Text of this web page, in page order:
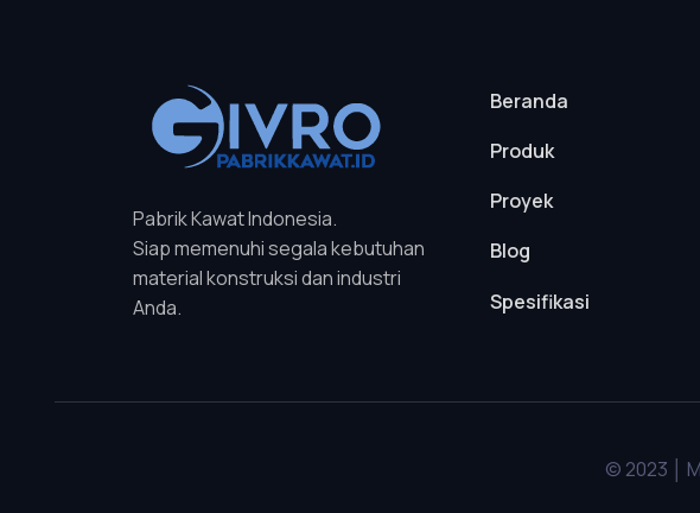
Pabrik Kawat Indonesia.
Siap memenuhi segala kebutuhan
material konstruksi dan industri
Anda.
Beranda
Produk
Proyek
Blog
Spesifikasi
© 2023 │